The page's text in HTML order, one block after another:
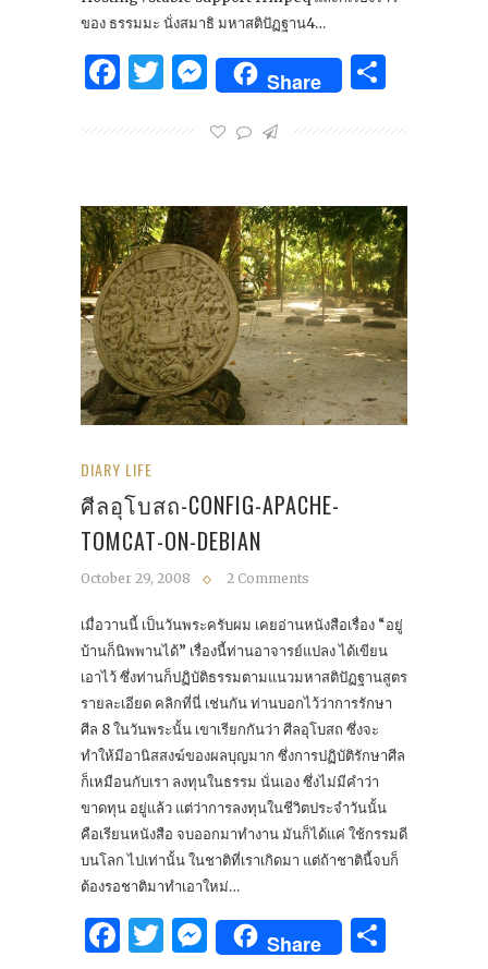
ของ ธรรมมะ นั่งสมาธิ มหาสติปัฏฐาน4…
Facebook
Twitter
Messenger
Share
DIARY LIFE
ศีลอุโบสถ-CONFIG-APACHE-
TOMCAT-ON-DEBIAN
October 29, 2008 2 Comments
เมื่อวานนี้ เป็นวันพระครับผม เคยอ่านหนังสือเรื่อง “อยู่
บ้านก็นิพพานได้” เรื่องนี้ท่านอาจารย์แปลง ได้เขียน
เอาไว้ ซึ่งท่านก็ปฏิบัติธรรมตามแนวมหาสติปัฏฐานสูตร
รายละเอียด คลิกที่นี่ เช่นกัน ท่านบอกไว้ว่าการรักษา
ศีล 8 ในวันพระนั้น เขาเรียกกันว่า ศีลอุโบสถ ซึ่งจะ
ทำให้มีอานิสสงฆ์ของผลบุญมาก ซึ่งการปฏิบัติรักษาศีล
ก็เหมือนกับเรา ลงทุนในธรรม นั่นเอง ซึ่งไม่มีคำว่า
ขาดทุน อยู่แล้ว แต่ว่าการลงทุนในชีวิตประจำวันนั้น
คือเรียนหนังสือ จบออกมาทำงาน มันก็ได้แค่ ใช้กรรมดี
บนโลก ไปเท่านั้น ในชาติที่เราเกิดมา แต่ถ้าชาตินี้จบก็
ต้องรอชาติมาทำเอาใหม่…
Facebook
Twitter
Messenger
Share